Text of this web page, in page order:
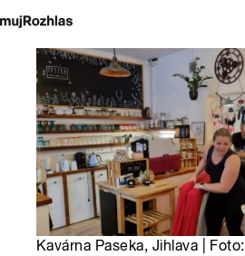
Kavárna Paseka, Jihlava | Foto: